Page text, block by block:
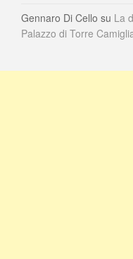
Gennaro Di Cello su La
Palazzo di Torre